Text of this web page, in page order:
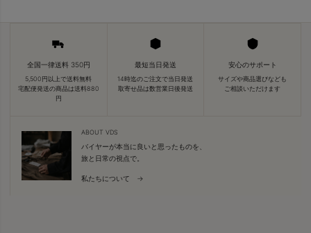
全国一律送料 350円
5,500円以上で送料無料
宅配便発送の商品は送料880
円
最短当日発送
14時迄のご注文で当日発送
取寄せ品は数営業日後発送
安心のサポート
サイズや商品選びなども
ご相談いただけます
ABOUT VDS
バイヤーが本当に良いと思ったものを、
旅と日常の視点で。
私たちについて →